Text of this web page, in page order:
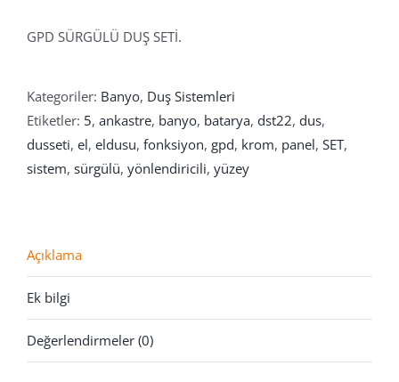
GPD SÜRGÜLÜ DUŞ SETİ.
Kategoriler: Banyo, Duş Sistemleri
Etiketler: 5, ankastre, banyo, batarya, dst22, dus,
dusseti, el, eldusu, fonksiyon, gpd, krom, panel, SET,
sistem, sürgülü, yönlendiricili, yüzey
Açıklama
Ek bilgi
Değerlendirmeler (0)